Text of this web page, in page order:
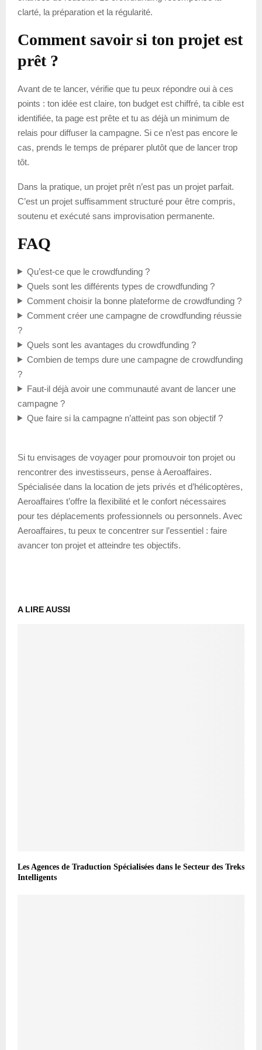
clarté, la préparation et la régularité.
Comment savoir si ton projet est
prêt ?
Avant de te lancer, vérifie que tu peux répondre oui à ces
points : ton idée est claire, ton budget est chiffré, ta cible est
identifiée, ta page est prête et tu as déjà un minimum de
relais pour diffuser la campagne. Si ce n’est pas encore le
cas, prends le temps de préparer plutôt que de lancer trop
tôt.
Dans la pratique, un projet prêt n’est pas un projet parfait.
C’est un projet suffisamment structuré pour être compris,
soutenu et exécuté sans improvisation permanente.
FAQ
Qu’est-ce que le crowdfunding ?
Quels sont les différents types de crowdfunding ?
Comment choisir la bonne plateforme de crowdfunding ?
Comment créer une campagne de crowdfunding réussie
?
Quels sont les avantages du crowdfunding ?
Combien de temps dure une campagne de crowdfunding
?
Faut-il déjà avoir une communauté avant de lancer une
campagne ?
Que faire si la campagne n’atteint pas son objectif ?
Si tu envisages de voyager pour promouvoir ton projet ou
rencontrer des investisseurs, pense à Aeroaffaires.
Spécialisée dans la location de jets privés et d’hélicoptères,
Aeroaffaires t’offre la flexibilité et le confort nécessaires
pour tes déplacements professionnels ou personnels. Avec
Aeroaffaires, tu peux te concentrer sur l’essentiel : faire
avancer ton projet et atteindre tes objectifs.
A LIRE AUSSI
Les Agences de Traduction Spécialisées dans le Secteur des Treks
Intelligents